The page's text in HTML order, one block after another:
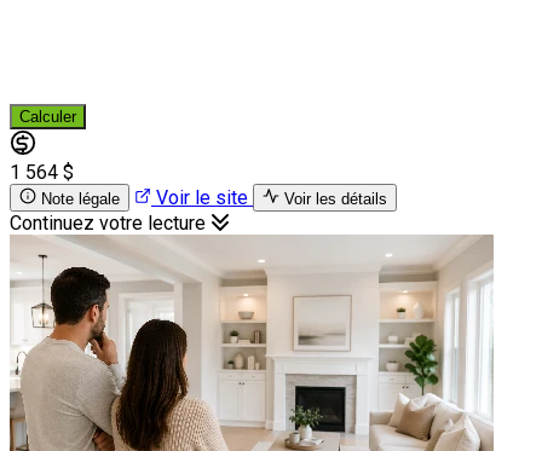
Calculer
1 564 $
Note légale Voir le site Voir les détails
Continuez votre lecture